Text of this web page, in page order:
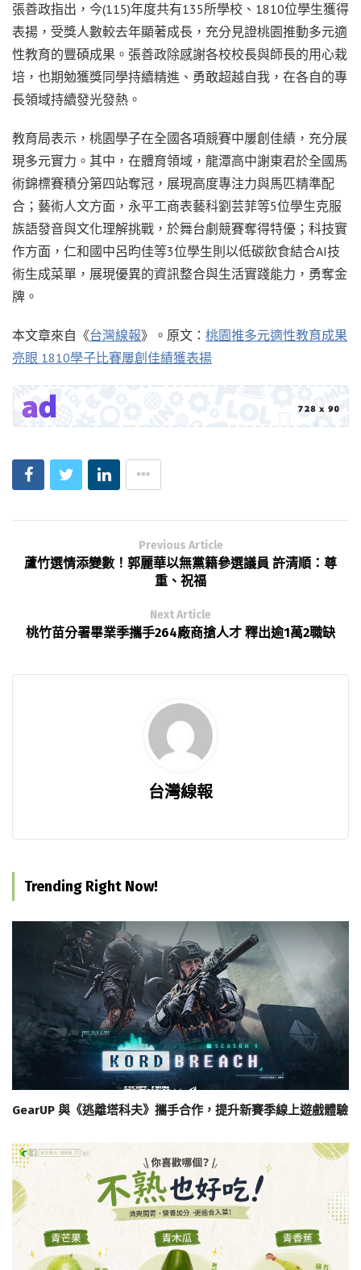
張善政指出，今(115)年度共有135所學校、1810位學生獲得
表揚，受獎人數較去年顯著成長，充分見證桃園推動多元適
性教育的豐碩成果。張善政除感謝各校校長與師長的用心栽
培，也期勉獲獎同學持續精進、勇敢超越自我，在各自的專
長領域持續發光發熱。
教育局表示，桃園學子在全國各項競賽中屢創佳績，充分展
現多元實力。其中，在體育領域，龍潭高中謝東君於全國馬
術錦標賽積分第四站奪冠，展現高度專注力與馬匹精準配
合；藝術人文方面，永平工商表藝科劉芸菲等5位學生克服
族語發音與文化理解挑戰，於舞台劇競賽奪得特優；科技實
作方面，仁和國中呂昀佳等3位學生則以低碳飲食結合AI技
術生成菜單，展現優異的資訊整合與生活實踐能力，勇奪金
牌。
本文章來自《台灣線報》。原文： 桃園推多元適性教育成果
亮眼 1810學子比賽屢創佳績獲表揚
Previous Article
蘆竹選情添變數！郭麗華以無黨籍參選議員 許清順：尊
重、祝福
Next Article
桃竹苗分署畢業季攜手264廠商搶人才 釋出逾1萬2職缺
台灣線報
Trending Right Now!
GearUP 與《逃離塔科夫》攜手合作，提升新賽季線上遊戲體驗